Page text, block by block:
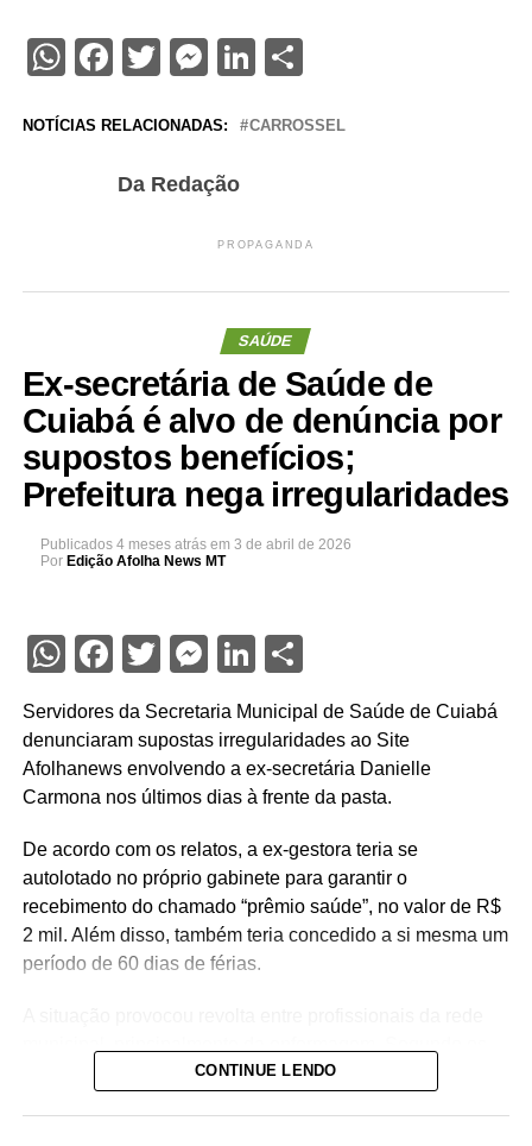
WhatsApp
Facebook
Twitter
Messenger
LinkedIn
Share
NOTÍCIAS RELACIONADAS: CARROSSEL
Da Redação
PROPAGANDA
SAÚDE
Ex-secretária de Saúde de
Cuiabá é alvo de denúncia por
supostos benefícios;
Prefeitura nega irregularidades
Publicados 4 meses atrás em 3 de abril de 2026
Por Edição Afolha News MT
WhatsApp
Facebook
Twitter
Messenger
LinkedIn
Share
Servidores da Secretaria Municipal de Saúde de Cuiabá
denunciaram supostas irregularidades ao Site
Afolhanews envolvendo a ex-secretária Danielle
Carmona nos últimos dias à frente da pasta.
De acordo com os relatos, a ex-gestora teria se
autolotado no próprio gabinete para garantir o
recebimento do chamado “prêmio saúde”, no valor de R$
2 mil. Além disso, também teria concedido a si mesma um
período de 60 dias de férias.
denunciantes, a gestão costumava negar pedidos de
CONTINUE LENDO